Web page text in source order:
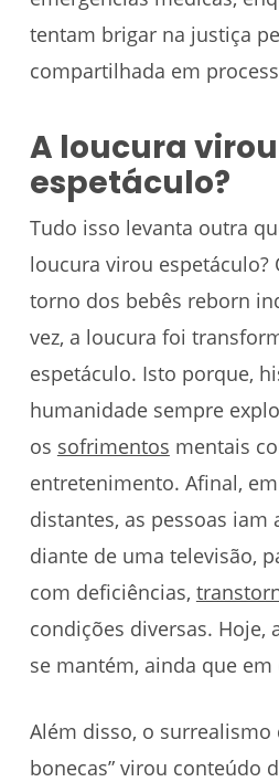
tentam brigar na justiça
compartilhada em
A loucura virou
espetáculo?
Tudo isso levanta outra
loucura virou espetáculo?
torno dos bebês reborn
vez, a loucura foi
espetáculo. Isto porque,
humanidade sempre
os sofrimentos mentais
entretenimento. Afinal,
distantes, as pessoas iam
diante de uma televisão,
com deficiências,
condições diversas. Hoje,
se mantém, ainda que
Além disso, o surrealismo
bonecas” virou conteúdo